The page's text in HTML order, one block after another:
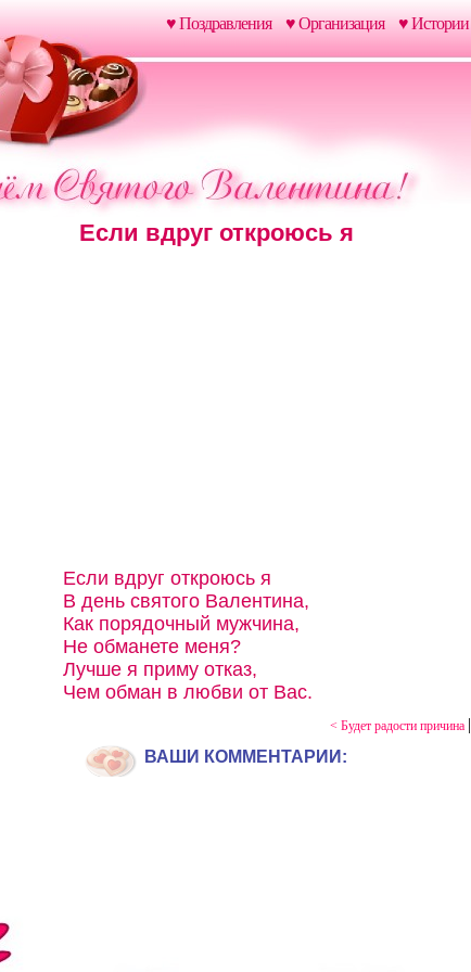
♥ Поздравления ♥ Организация ♥ Истории
Если вдруг откроюсь я
Если вдруг откроюсь я
В день святого Валентина,
Как порядочный мужчина,
Не обманете меня?
Лучше я приму отказ,
Чем обман в любви от Вас.
< Будет радости причина |
ВАШИ КОММЕНТАРИИ: